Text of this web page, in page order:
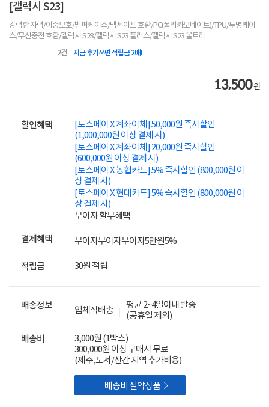
[갤럭시 S23]
강력한 자력/이중보호/범퍼케이스/맥세이프 호환/PC(폴리카보네이트)/TPU/투명케이
스/무선충전 호환/갤럭시 S23/갤럭시 S23 플러스/갤럭시 S23 울트라
2건 지금 후기쓰면 적립금 2배!
13,500원
할인혜택
[토스페이 X 계좌이체] 50,000원 즉시할인
(1,000,000원 이상 결제 시)
[토스페이 X 계좌이체] 20,000원 즉시할인
(600,000원 이상 결제 시)
[토스페이 X 농협카드] 5% 즉시할인 (800,000원 이
상 결제 시)
[토스페이 X 현대카드] 5% 즉시할인 (800,000원 이
상 결제 시)
무이자 할부혜택
결제혜택 무이자무이자무이자5만원5%
적립금 30원 적립
배송정보 업체직배송
평균 2~4일이내 발송
(공휴일 제외)
배송비
3,000원 (1박스)
300,000원 이상 구매시 무료
(제주,도서/산간 지역 추가비용)
배송비 절약상품 